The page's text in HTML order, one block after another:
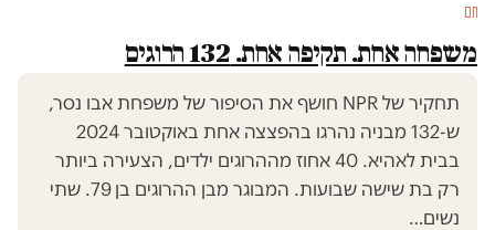
חם
משפחה אחת. תקיפה אחת. 132 הרוגים
תחקיר של NPR חושף את הסיפור של משפחת אבו נסר,
ש-132 מבניה נהרגו בהפצצה אחת באוקטובר 2024
בבית לאהיא. 40 אחוז מההרוגים ילדים, הצעירה ביותר
רק בת שישה שבועות. המבוגר מבן ההרוגים בן 79. שתי
נשים…